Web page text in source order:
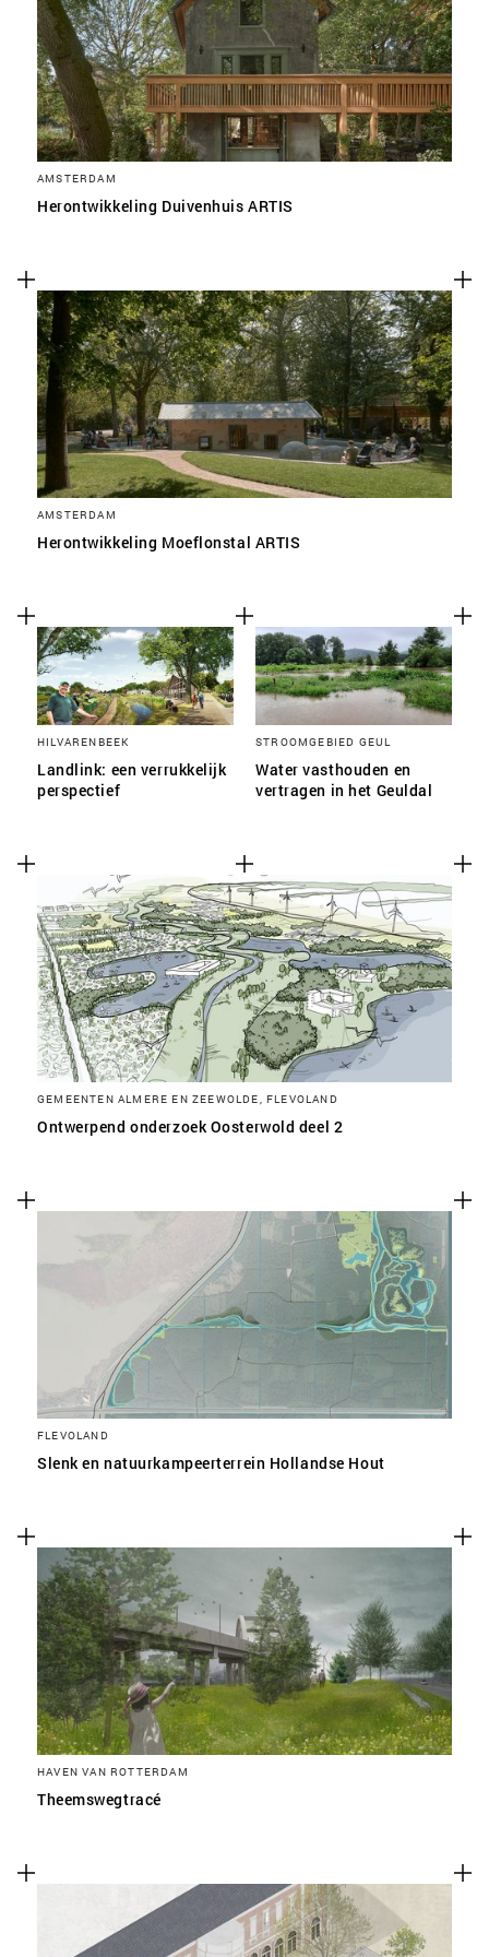
AMSTERDAM
Herontwikkeling Duivenhuis ARTIS
AMSTERDAM
Herontwikkeling Moeflonstal ARTIS
HILVARENBEEK
Landlink: een verrukkelijk
perspectief
STROOMGEBIED GEUL
Water vasthouden en
vertragen in het Geuldal
GEMEENTEN ALMERE EN ZEEWOLDE, FLEVOLAND
Ontwerpend onderzoek Oosterwold deel 2
FLEVOLAND
Slenk en natuurkampeerterrein Hollandse Hout
HAVEN VAN ROTTERDAM
Theemswegtracé
SLA VOORKEUREN OP